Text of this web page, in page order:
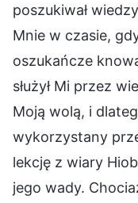
poszukiwał
Mnie w czasie,
oszukańcze
służył Mi przez
Moją wolą, i
wykorzystany
lekcję z wiary
jego wady.